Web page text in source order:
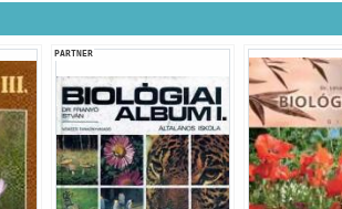
PARTNER